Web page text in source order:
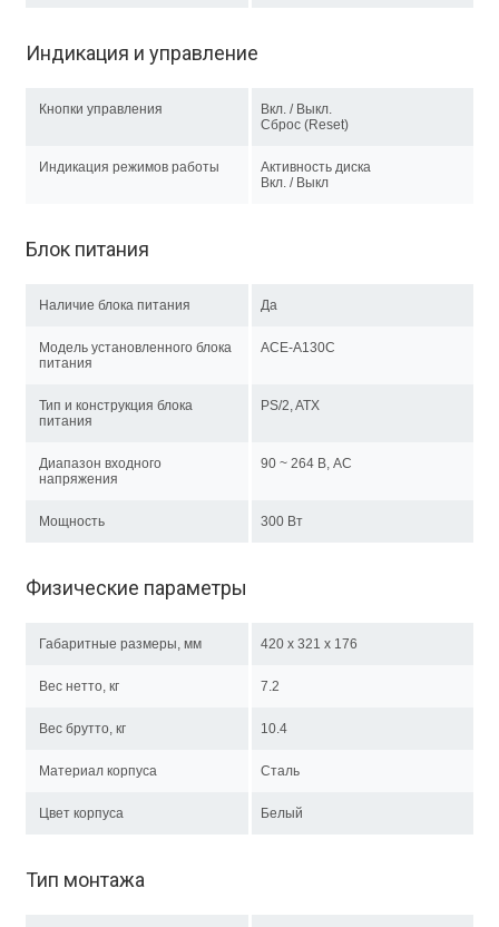
Индикация и управление
Кнопки управления
Вкл. / Выкл.
Сброс (Reset)
Индикация режимов работы
Активность диска
Вкл. / Выкл
Блок питания
Наличие блока питания Да
Модель установленного блока
питания
ACE-A130С
Тип и конструкция блока
питания
PS/2, ATX
Диапазон входного
напряжения
90 ~ 264 В, AC
Мощность 300 Вт
Физические параметры
Габаритные размеры, мм 420 x 321 x 176
Вес нетто, кг 7.2
Вес брутто, кг 10.4
Материал корпуса Сталь
Цвет корпуса Белый
Тип монтажа